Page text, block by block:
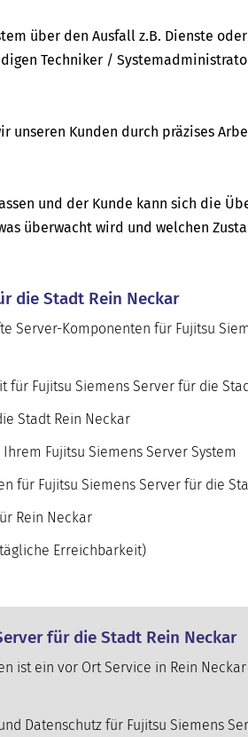
über den Ausfall z.B. Dienste oder
Techniker /
unseren Kunden durch präzises
und der Kunde kann sich die
überwacht wird und welchen
die Stadt Rein Neckar
Server-Komponenten für Fujitsu
Fujitsu Siemens Server für die
Stadt Rein Neckar
Fujitsu Siemens Server System
für Fujitsu Siemens Server für die
Rein Neckar
Erreichbarkeit)
für die Stadt Rein Neckar
ist ein vor Ort Service in Rein Neckar
Datenschutz für Fujitsu Siemens